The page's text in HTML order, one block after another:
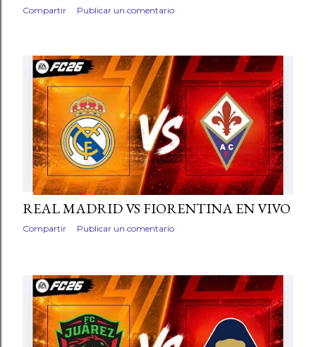
Compartir Publicar un comentario
REAL MADRID VS FIORENTINA EN VIVO
Compartir Publicar un comentario